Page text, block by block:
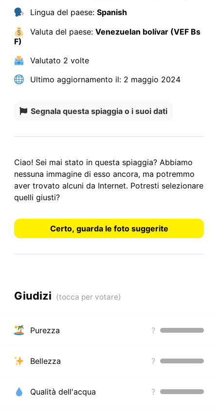
Lingua del paese: Spanish
Valuta del paese: Venezuelan bolívar (VEF Bs
F)
Valutato 2 volte
Ultimo aggiornamento il:2 maggio 2024
Segnala questa spiaggia o i suoi dati
Ciao! Sei mai stato in questa spiaggia? Abbiamo
nessuna immagine di esso ancora, ma potremmo
aver trovato alcuni da Internet. Potresti selezionare
quelli giusti?
Certo, guarda le foto suggerite
Giudizi
Purezza ?
Bellezza ?
Qualità dell'acqua ?